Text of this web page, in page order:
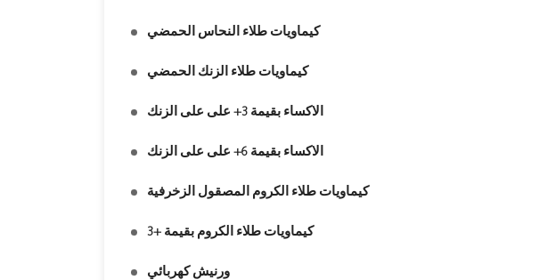
كيماويات طلاء النحاس الحمضي
كيماويات طلاء الزنك الحمضي
الاكساء بقيمة 3+ على على الزنك
الاكساء بقيمة 6+ على على الزنك
كيماويات طلاء الكروم المصقول الزخرفية
كيماويات طلاء الكروم بقيمة +3
ورنيش كهربائي